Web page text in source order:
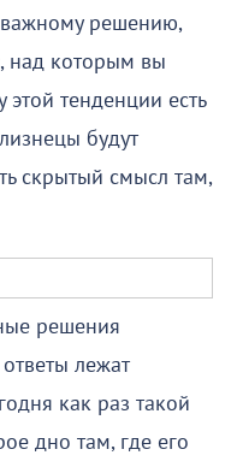
важному решению,
над которым вы
тенденции есть
будут
скрытый смысл там,
решения
лежат
как раз такой
дно там, где его